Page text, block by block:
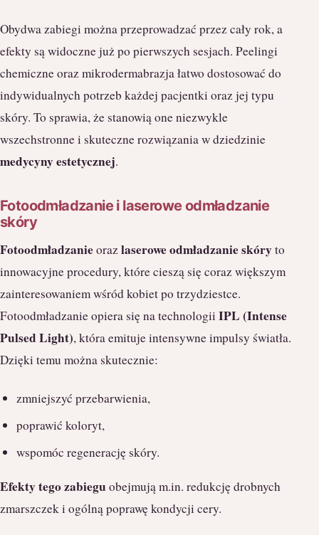
Obydwa zabiegi można przeprowadzać przez cały rok, a
efekty są widoczne już po pierwszych sesjach. Peelingi
chemiczne oraz mikrodermabrazja łatwo dostosować do
indywidualnych potrzeb każdej pacjentki oraz jej typu
skóry. To sprawia, że stanowią one niezwykle
wszechstronne i skuteczne rozwiązania w dziedzinie
medycyny estetycznej.
Fotoodmładzanie i laserowe odmładzanie
skóry
Fotoodmładzanieorazlaserowe odmładzanie skóryto
innowacyjne procedury, które cieszą się coraz większym
zainteresowaniem wśród kobiet po trzydziestce.
Fotoodmładzanie opiera się na technologii IPL (Intense
Pulsed Light), która emituje intensywne impulsy światła.
Dzięki temu można skutecznie:
zmniejszyć przebarwienia,
poprawić koloryt,
wspomóc regenerację skóry.
Efekty tego zabieguobejmują m.in. redukcję drobnych
zmarszczek i ogólną poprawę kondycji cery.